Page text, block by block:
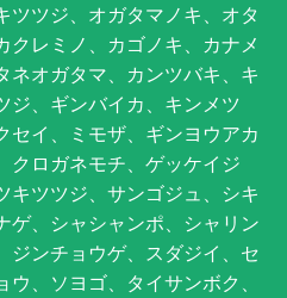
ツツジ、オガタマノキ、オタ
クレミノ、カゴノキ、カナメ
ネオガタマ、カンツバキ、キ
ジ、ギンバイカ、キンメツ
セイ、ミモザ、ギンヨウアカ
クロガネモチ、ゲッケイジ
キツツジ、サンゴジュ、シキ
ゲ、シャシャンポ、シャリン
ジンチョウゲ、スダジイ、セ
、ソヨゴ、タイサンボク、